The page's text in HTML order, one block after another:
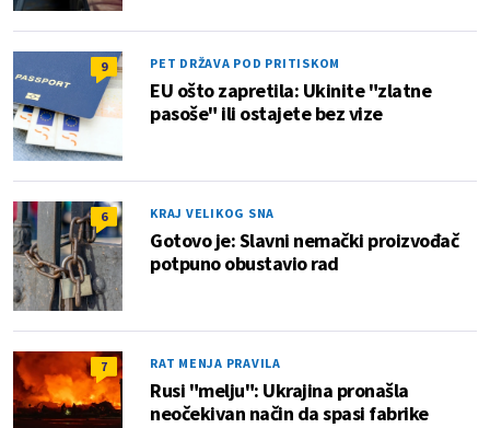
9 PET DRŽAVA POD PRITISKOM
EU ošto zapretila: Ukinite "zlatne
pasoše" ili ostajete bez vize
6 KRAJ VELIKOG SNA
Gotovo je: Slavni nemački proizvođač
potpuno obustavio rad
7 RAT MENJA PRAVILA
Rusi "melju": Ukrajina pronašla
neočekivan način da spasi fabrike